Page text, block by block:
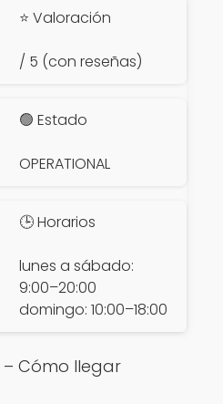
⭐ Valoración
/ 5 (con reseñas)
🟢 Estado
OPERATIONAL
🕒 Horarios
lunes a sábado:
9:00–20:00
domingo: 10:00–18:00
Cómo llegar